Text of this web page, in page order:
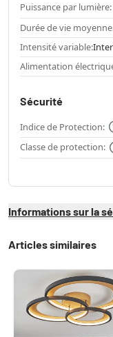
Puissance par lumière:
Durée de vie
Intensité variable:
Alimentation
Sécurité
Indice de Protection:
Classe de protection:
Informations sur la
Articles similaires